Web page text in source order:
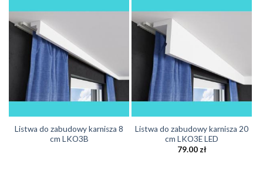
Listwa do zabudowy karnisza 8
cm LKO3B
Listwa do zabudowy karnisza 20
cm LKO3E LED
79.00 zł